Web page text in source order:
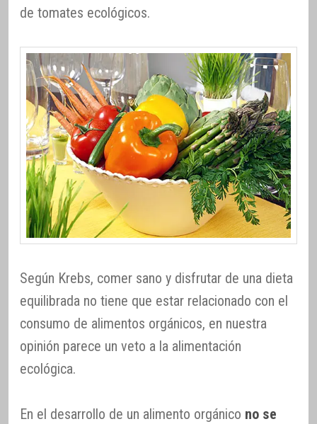
de tomates ecológicos.
Según Krebs, comer sano y disfrutar de una dieta
equilibrada no tiene que estar relacionado con el
consumo de alimentos orgánicos, en nuestra
opinión parece un veto a la alimentación
ecológica.
En el desarrollo de un alimento orgánico no se